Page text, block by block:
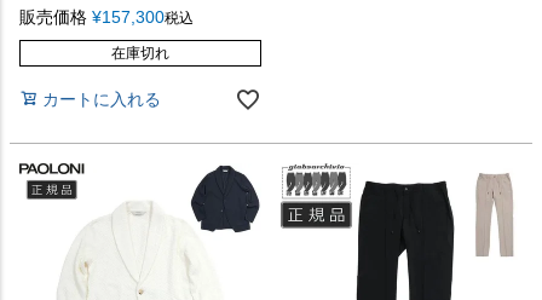
販売価格 ¥157,300税込
在庫切れ
カートに入れる